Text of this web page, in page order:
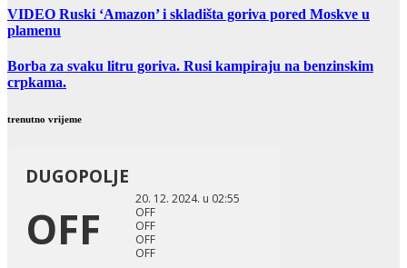
VIDEO Ruski ‘Amazon’ i skladišta goriva pored Moskve u
plamenu
Borba za svaku litru goriva. Rusi kampiraju na benzinskim
crpkama.
trenutno vrijeme